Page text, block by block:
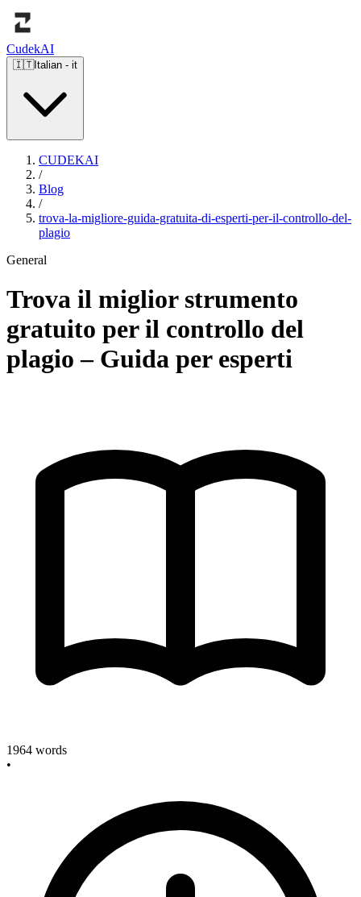
CudekAI
🇮🇹Italian - it
CUDEKAI
/
Blog
/
trova-la-migliore-guida-gratuita-di-esperti-per-il-controllo-del-
plagio
General
Trova il miglior strumento
gratuito per il controllo del
plagio – Guida per esperti
1964 words
•